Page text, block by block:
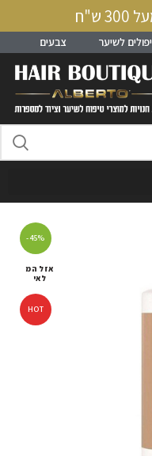
לשיער צבעים
-45%
אזל המ
לאי
HOT